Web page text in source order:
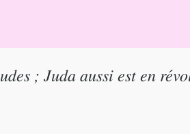
; Juda aussi est en